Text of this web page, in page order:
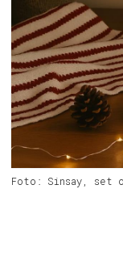
Foto: Sinsay, set